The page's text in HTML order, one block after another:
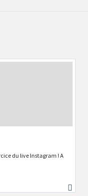
du live Instagram ! A